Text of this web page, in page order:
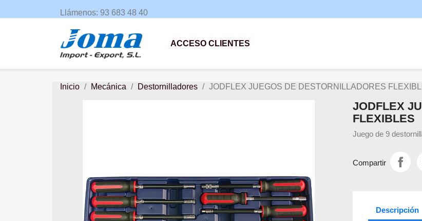
Llámenos: 93 683 48 40
ACCESO CLIENTES
Inicio Mecánica Destornilladores JODFLEX JUEGOS DE DESTORNILLADORES
JODFLEX
FLEXIBLES
Juego de 9
Compartir
Descripción